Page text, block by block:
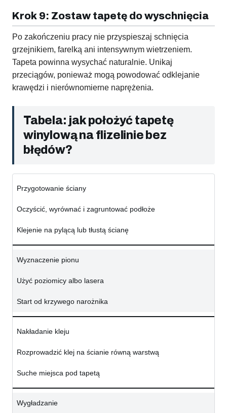
Krok 9: Zostaw tapetę do wyschnięcia
Po zakończeniu pracy nie przyspieszaj schnięcia
grzejnikiem, farelką ani intensywnym wietrzeniem.
Tapeta powinna wysychać naturalnie. Unikaj
przeciągów, ponieważ mogą powodować odklejanie
krawędzi i nierównomierne naprężenia.
Tabela: jak położyć tapetę
winylową na flizelinie bez
błędów?
Przygotowanie ściany
Oczyścić, wyrównać i zagruntować podłoże
Klejenie na pylącą lub tłustą ścianę
Wyznaczenie pionu
Użyć poziomicy albo lasera
Start od krzywego narożnika
Nakładanie kleju
Rozprowadzić klej na ścianie równą warstwą
Suche miejsca pod tapetą
Wygładzanie